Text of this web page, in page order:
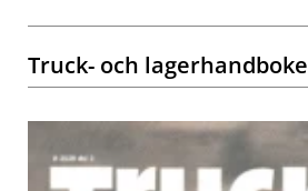
Truck- och